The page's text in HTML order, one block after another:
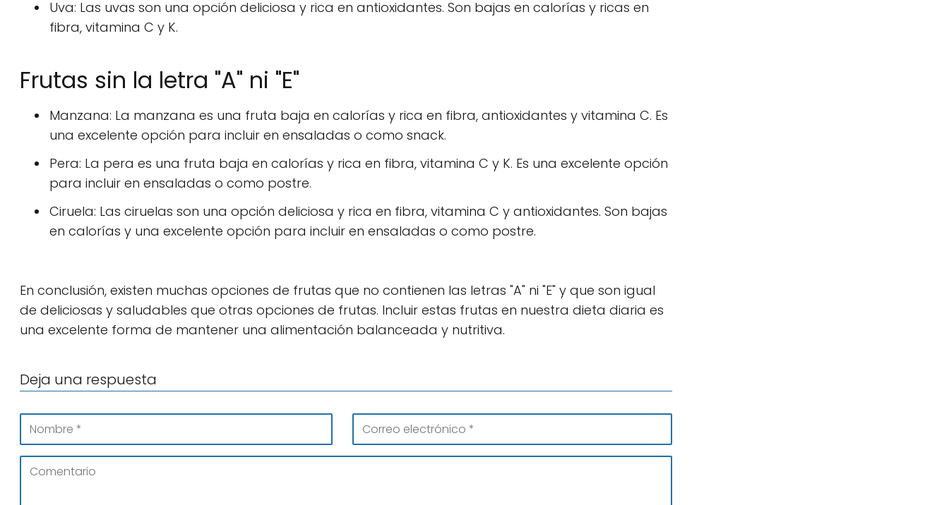
Uva: Las uvas son una opción deliciosa y rica en antioxidantes. Son bajas en calorías y ricas en
fibra, vitamina C y K.
Frutas sin la letra "A" ni "E"
Manzana: La manzana es una fruta baja en calorías y rica en fibra, antioxidantes y vitamina C. Es
una excelente opción para incluir en ensaladas o como snack.
Pera: La pera es una fruta baja en calorías y rica en fibra, vitamina C y K. Es una excelente opción
para incluir en ensaladas o como postre.
Ciruela: Las ciruelas son una opción deliciosa y rica en fibra, vitamina C y antioxidantes. Son bajas
en calorías y una excelente opción para incluir en ensaladas o como postre.
En conclusión, existen muchas opciones de frutas que no contienen las letras "A" ni "E" y que son igual
de deliciosas y saludables que otras opciones de frutas. Incluir estas frutas en nuestra dieta diaria es
una excelente forma de mantener una alimentación balanceada y nutritiva.
Deja una respuesta